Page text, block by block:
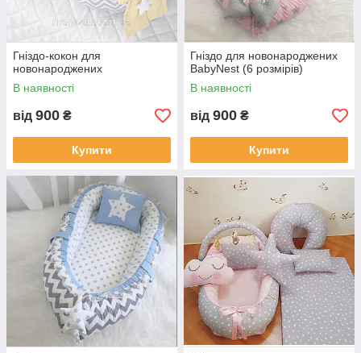
Гніздо-кокон для
новонароджених
В наявності
від 900 ₴
Купити
Гніздо для новонароджених
BabyNest (6 розмірів)
В наявності
від 900 ₴
Купити